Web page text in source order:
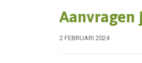
Aanvragen
2 FEBRUARI 2024